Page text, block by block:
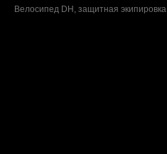
Велосипед DH, защитная